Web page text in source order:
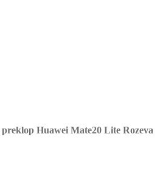
Huawei Mate20 Lite Rozeva